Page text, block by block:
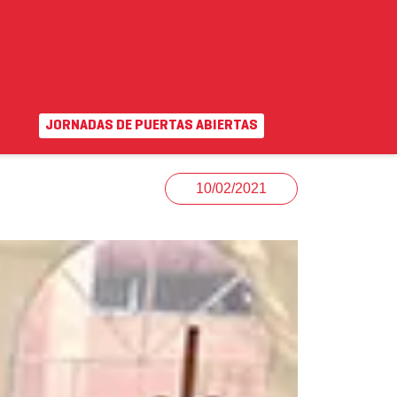
Campus virtual EN|VA
JORNADAS DE PUERTAS ABIERTAS
10/02/2021